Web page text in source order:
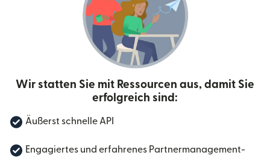
Wir statten Sie mit Ressourcen aus, damit Sie
erfolgreich sind:
Äußerst schnelle API
Engagiertes und erfahrenes Partnermanagement-